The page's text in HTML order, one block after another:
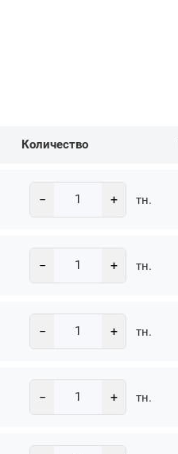
Количество
− + тн.
− + тн.
− + тн.
− + тн.